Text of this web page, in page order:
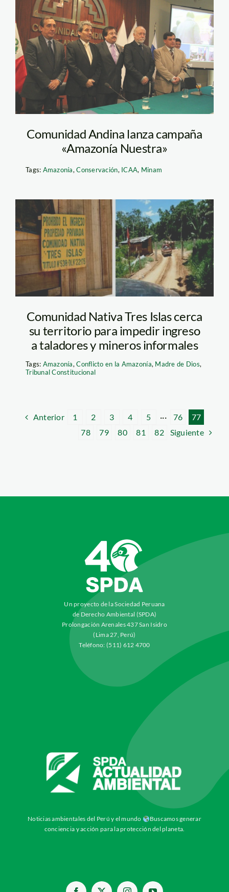
comunidad_andina 1
Comunidad Andina lanza campaña
«Amazonía Nuestra»
Tags: Amazonía,Conservación, ICAA, Minam
tresislas-tambopata
Comunidad Nativa Tres Islas cerca
su territorio para impedir ingreso
a taladores y mineros informales
Tags: Amazonía,Conflicto en la Amazonía, Madre de Dios,
Tribunal Constitucional
Anterior 1 2 3 4 5 ··· 76
77
78
79 80 81 82 Siguiente
Un proyecto de la Sociedad Peruana
de Derecho Ambiental (SPDA)
Prolongación Arenales 437 San Isidro
(Lima 27, Perú)
Teléfono: (511) 612 4700
Noticias ambientales del Perú y el mundo
Buscamos generar
conciencia y acción para la protección del planeta.